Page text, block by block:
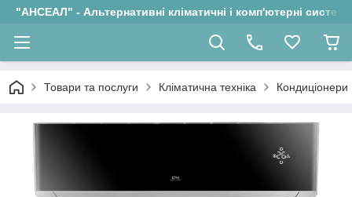
"АНСЕАЛ" - Альтернативні кліматичні і комп'ютерні системи
Товари та послуги Кліматична техніка Кондиціонери